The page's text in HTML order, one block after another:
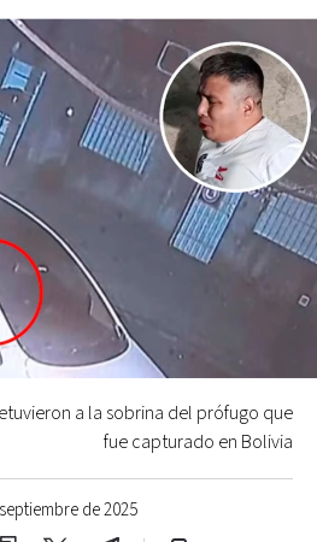
de 2025
a la sobrina del prófugo que
fue capturado en Bolivia